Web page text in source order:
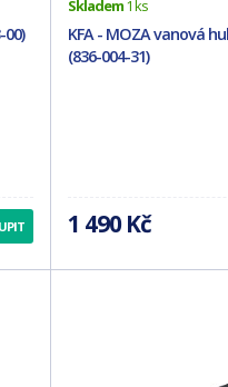
Skladem1 ks
KFA - MOZA vanová
(836-004-31)
1 490 Kč